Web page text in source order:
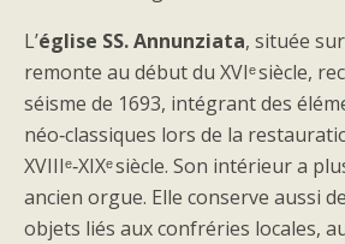
L’église SS. Annunziata, située
remonte au début du XVIᵉ siècle,
séisme de 1693, intégrant des
néo‑classiques lors de la
XVIIIᵉ‑XIXᵉ siècle. Son intérieur a
ancien orgue. Elle conserve aussi
objets liés aux confréries locales,